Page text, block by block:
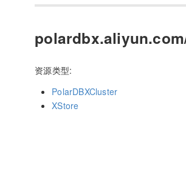
资源类型:
PolarDBXCluster
XStore